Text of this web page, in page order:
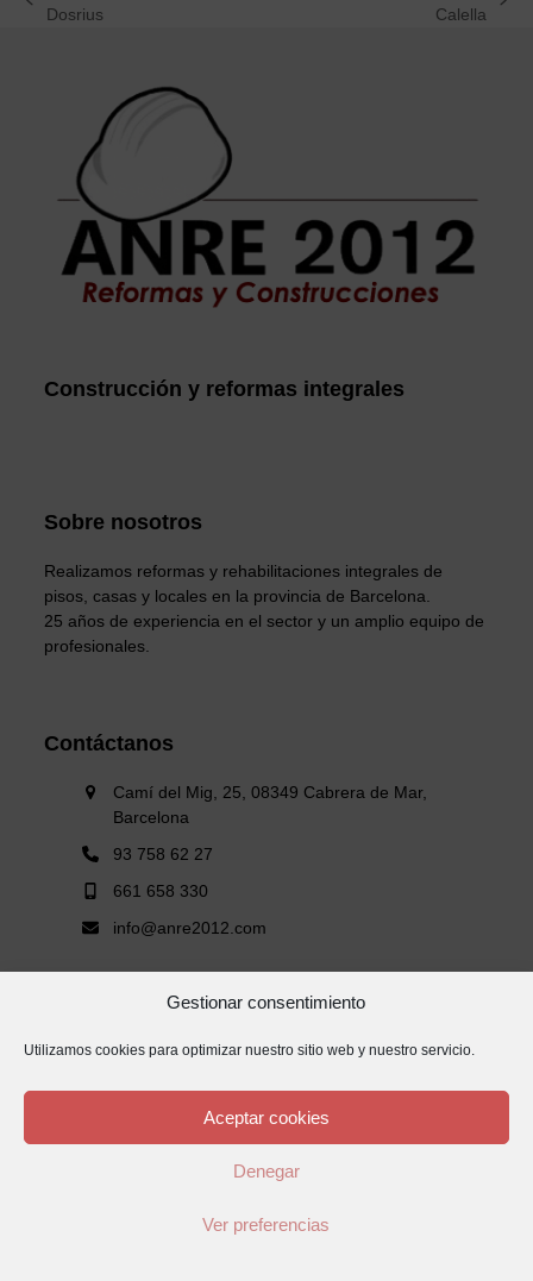
Gestionar consentimiento
Utilizamos cookies para optimizar nuestro sitio web y nuestro servicio.
Aceptar cookies
Denegar
Ver preferencias
previous
Dosrius
Calella
Construcción y reformas integrales
Sobre nosotros
Realizamos reformas y rehabilitaciones integrales de
pisos, casas y locales en la provincia de Barcelona.
25 años de experiencia en el sector y un amplio equipo de
profesionales.
Contáctanos
Camí del Mig, 25, 08349 Cabrera de Mar,
Barcelona
93 758 62 27
661 658 330
info@anre2012.com
Servicios